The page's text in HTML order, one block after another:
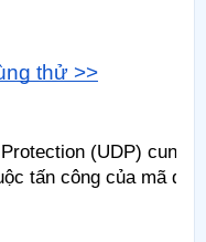
thử >>
(UDP) cung
tấn công của mã